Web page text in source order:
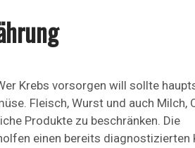
Krebs vorsorgen will sollte
Fleisch, Wurst und auch Milch,
Produkte zu beschränken. Die
einen bereits diagnostizierten